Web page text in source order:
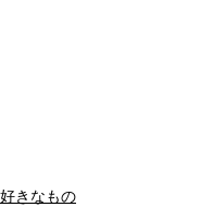
好きなもの